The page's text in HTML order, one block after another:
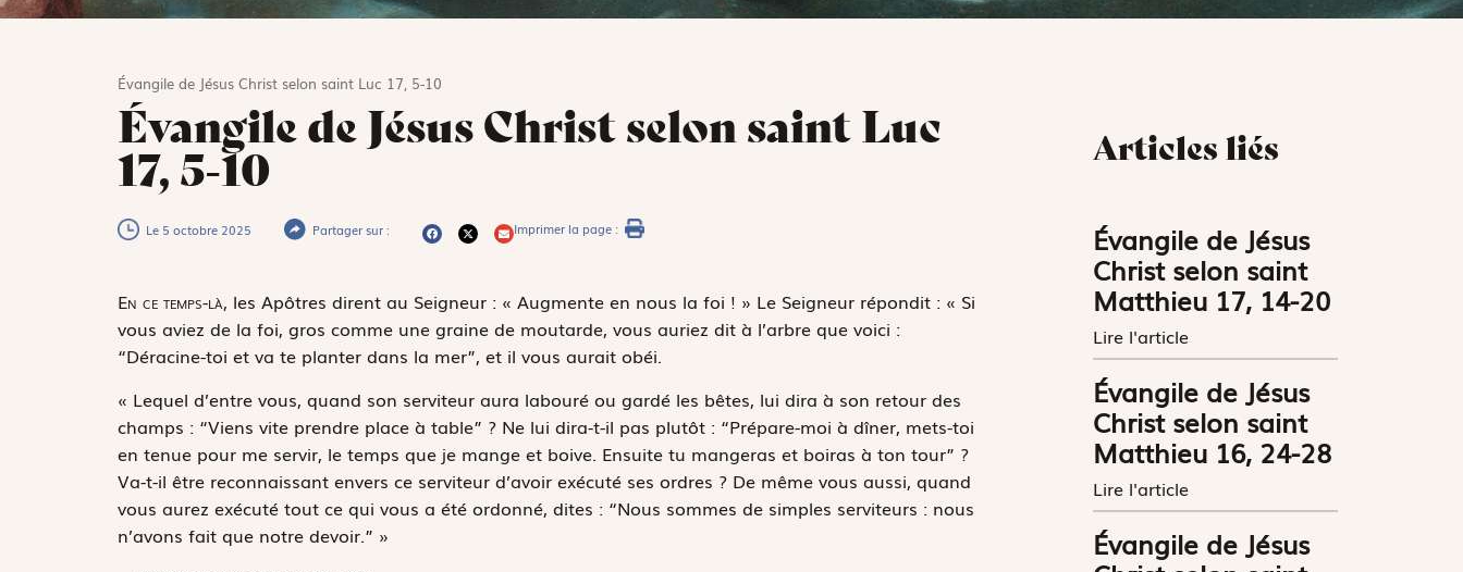
Évangile de Jésus Christ selon saint Luc 17, 5-10
Évangile de Jésus Christ selon saint Luc
17, 5-10
Le 5 octobre 2025 Partager sur : Imprimer la page :
En ce temps-là, les Apôtres dirent au Seigneur : « Augmente en nous la foi ! » Le Seigneur répondit : « Si
vous aviez de la foi, gros comme une graine de moutarde, vous auriez dit à l’arbre que voici :
“Déracine-toi et va te planter dans la mer”, et il vous aurait obéi.
« Lequel d’entre vous, quand son serviteur aura labouré ou gardé les bêtes, lui dira à son retour des
champs : “Viens vite prendre place à table” ? Ne lui dira-t-il pas plutôt : “Prépare-moi à dîner, mets-toi
en tenue pour me servir, le temps que je mange et boive. Ensuite tu mangeras et boiras à ton tour” ?
Va-t-il être reconnaissant envers ce serviteur d’avoir exécuté ses ordres ? De même vous aussi, quand
vous aurez exécuté tout ce qui vous a été ordonné, dites : “Nous sommes de simples serviteurs : nous
n’avons fait que notre devoir.” »
Articles liés
Évangile de Jésus
Christ selon saint
Matthieu 17, 14-20
Lire l'article
Évangile de Jésus
Christ selon saint
Matthieu 16, 24-28
Lire l'article
Évangile de Jésus